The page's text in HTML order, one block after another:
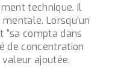
technique. Il
Lorsqu’un
compta dans
de concentration
ajoutée.